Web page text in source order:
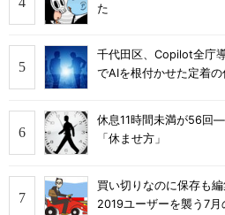
た
千代田区、Copilot全庁
でAIを根付かせた定着の
休息11時間未満が56回
「休ませ方」
買い切りなのに保存も
2019ユーザーを襲う7